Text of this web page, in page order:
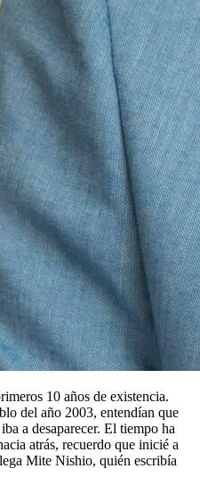
10 años de existencia.
del año 2003, entendían que
a desaparecer. El tiempo ha
atrás, recuerdo que inicié a
Mite Nishio, quién escribía